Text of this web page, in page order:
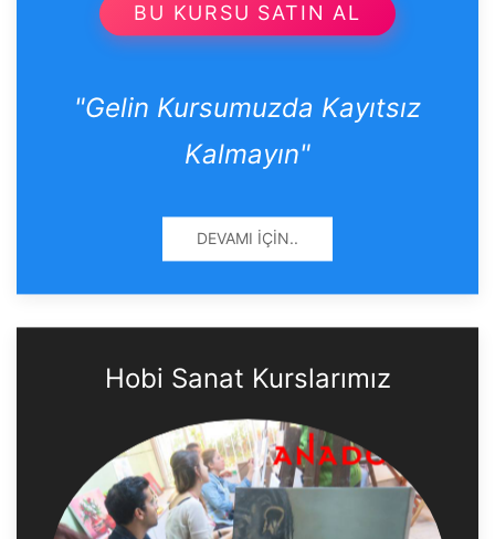
BU KURSU SATIN AL
"Gelin Kursumuzda Kayıtsız
Kalmayın"
DEVAMI İÇIN..
Hobi Sanat Kurslarımız